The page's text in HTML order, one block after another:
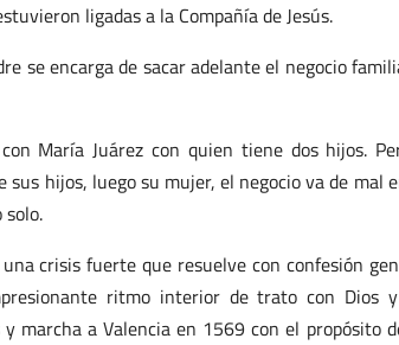
ligadas a la Compañía de Jesús.
se encarga de sacar adelante el negocio
María Juárez con quien tiene dos hijos.
sus hijos, luego su mujer, el negocio va de mal
solo.
crisis fuerte que resuelve con confesión
ritmo interior de trato con Dios
marcha a Valencia en 1569 con el propósito